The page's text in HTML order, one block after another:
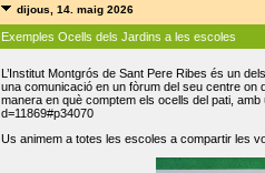
dijous, 14. maig 2026
Exemples Ocells dels Jardins a les escoles
L’Institut Montgrós de Sant Pere Ribes és un
una comunicació en un fòrum del seu centre on
manera en què comptem els ocells del pati,
d=11869#p34070
Us animem a totes les escoles a compartir les